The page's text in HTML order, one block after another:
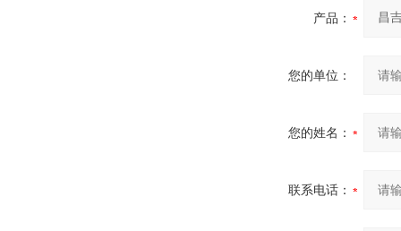
产品：
您的单位：
您的姓名：
联系电话：